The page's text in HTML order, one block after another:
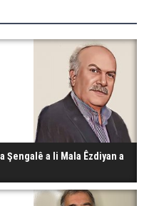
Şengalê a li Mala Êzdiyan a